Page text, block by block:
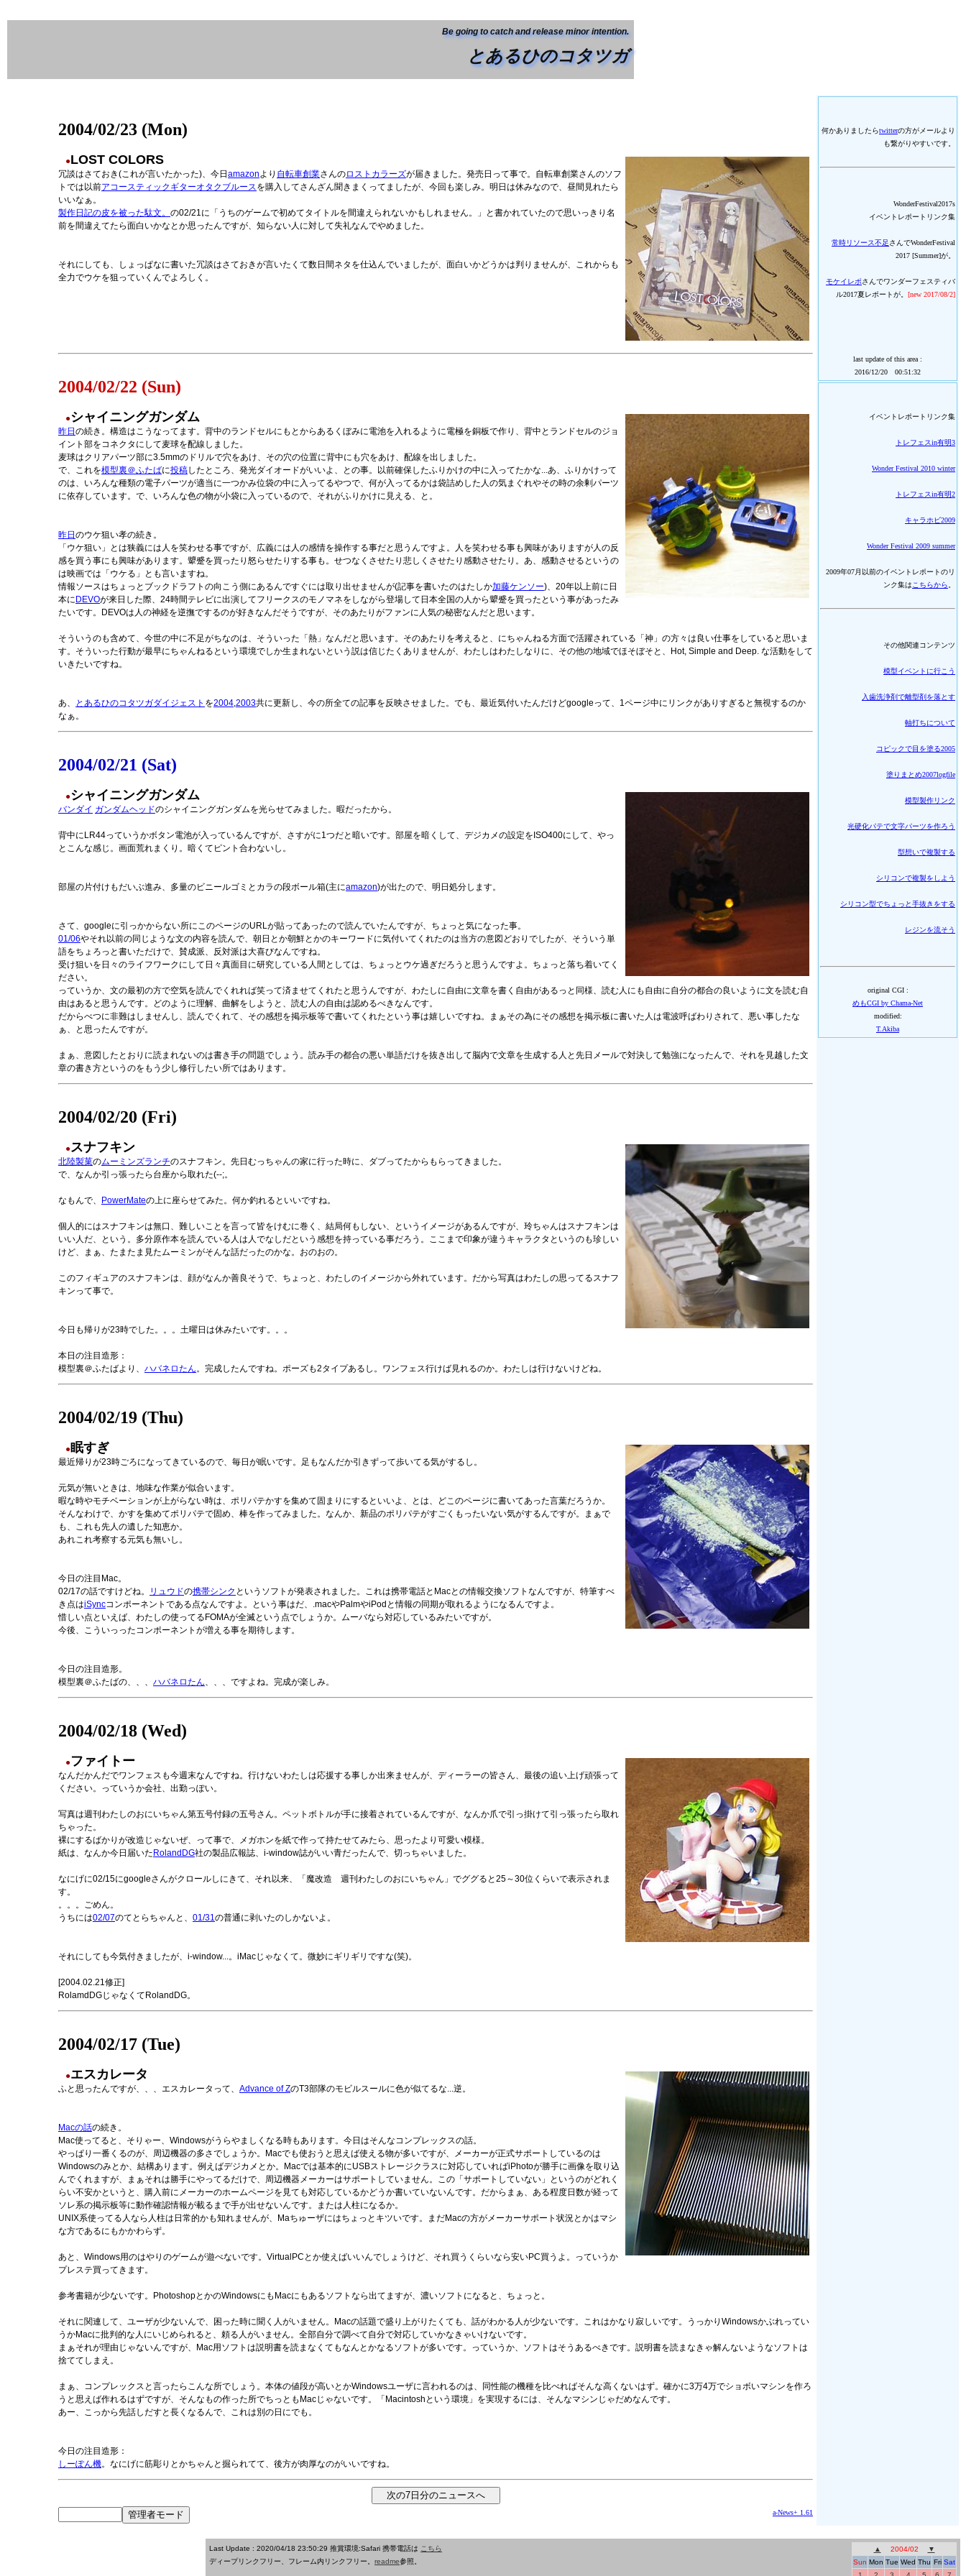
Be going to catch and release minor intention.
とあるひのコタツガ
2004/02/23 (Mon)
●LOST COLORS
冗談はさておき(これが言いたかった)、今日 amazonより 自転車創業さんのロストカラーズが届きました。発売日って事で。自転車創業さんのソフ
トでは以前アコースティックギターオタクブルースを購入してさんざん聞きまくってましたが、今回も楽しみ。明日は休みなので、昼間見れたら
いいなぁ。
製作日記の皮を被った駄文。 の02/21に「うちのゲームで初めてタイトルを間違えられないかもしれません。」と書かれていたので思いっきり名
前を間違えてたら面白いかなとか思ったんですが、知らない人に対して失礼なんでやめました。
それにしても、しょっぱなに書いた冗談はさておきが言いたくて数日間ネタを仕込んでいましたが、面白いかどうかは判りませんが、これからも
全力でウケを狙っていくんでよろしく。
2004/02/22 (Sun)
●シャイニングガンダム
昨日 の続き。構造はこうなってます。背中のランドセルにもとからあるくぼみに電池を入れるように電極を銅板で作り、背中とランドセルのジョ
イント部をコネクタにして麦球を配線しました。
麦球はクリアパーツ部に3.5mmのドリルで穴をあけ、その穴の位置に背中にも穴をあけ、配線を出しました。
で、これを模型裏＠ふたばに投稿したところ、発光ダイオードがいいよ、との事。以前確保したふりかけの中に入ってたかな...あ、ふりかけって
のは、いろんな種類の電子パーツが適当に一つかみ位袋の中に入ってるやつで、何が入ってるかは袋詰めした人の気まぐれやその時の余剰パーツ
に依存しています。で、いろんな色の物が小袋に入っているので、それがふりかけに見える、と。
昨日 のウケ狙い孝の続き。
「ウケ狙い」とは狭義には人を笑わせる事ですが、広義には人の感情を操作する事だと思うんですよ。人を笑わせる事も興味がありますが人の反
感を買う事にも興味があります。顰蹙を買ったり怒らせたりする事も。せつなくさせたり悲しくさせたり感動させたり。あ、感動させるというの
は映画では「ウケる」とも言いますね。
情報ソースはちょっとブックドラフトの向こう側にあるんですぐには取り出せませんが(記事を書いたのはたしか加藤ケンソー)、20年以上前に日
本に DEVOが来日した際、24時間テレビに出演してフリークスのモノマネをしながら登場して日本全国の人から顰蹙を買ったという事があったみ
たいです。DEVOは人の神経を逆撫でするのが好きなんだそうですが、そのあたりがファンに人気の秘密なんだと思います。
そういうのも含めて、今世の中に不足がちなのは、そういった「熱」なんだと思います。そのあたりを考えると、にちゃんねる方面で活躍されている「神」の方々は良い仕事をしていると思いま
す。そういった行動が最早にちゃんねるという環境でしか生まれないという説は信じたくありませんが、わたしはわたしなりに、その他の地域でほそぼそと、Hot, Simple and Deep. な活動をして
いきたいですね。
あ、 とあるひのコタツガダイジェスト を2004,2003共に更新し、今の所全ての記事を反映させました。でも、最近気付いたんだけどgoogleって、1ページ中にリンクがありすぎると無視するのか
なぁ。
2004/02/21 (Sat)
●シャイニングガンダム
バンダイ ガンダムヘッドのシャイニングガンダムを光らせてみました。暇だったから。
背中にLR44っていうかボタン電池が入っているんですが、さすがに1つだと暗いです。部屋を暗くして、デジカメの設定をISO400にして、やっ
とこんな感じ。画面荒れまくり。暗くてピント合わないし。
部屋の片付けもだいぶ進み、多量のビニールゴミとカラの段ボール箱(主にamazon)が出たので、明日処分します。
さて、googleに引っかからない所にこのページのURLが貼ってあったので読んでいたんですが、ちょっと気になった事。
01/06やそれ以前の同じような文の内容を読んで、朝日とか朝鮮とかのキーワードに気付いてくれたのは当方の意図どおりでしたが、そういう単
語をちょろっと書いただけで、賛成派、反対派は大喜びなんですね。
受け狙いを日々のライフワークにして日々真面目に研究している人間としては、ちょっとウケ過ぎだろうと思うんですよ。ちょっと落ち着いてく
ださい。
っていうか、文の最初の方で空気を読んでくれれば笑って済ませてくれたと思うんですが、わたしに自由に文章を書く自由があるっと同様、読む人にも自由に自分の都合の良いように文を読む自
由はあると思うんです。どのように理解、曲解をしようと、読む人の自由は認めるべきなんです。
だからべつに非難はしませんし、読んでくれて、その感想を掲示板等で書いてくれたという事は嬉しいですね。まぁその為にその感想を掲示板に書いた人は電波呼ばわりされて、悪い事したな
ぁ、と思ったんですが。
まぁ、意図したとおりに読まれないのは書き手の問題でしょう。読み手の都合の悪い単語だけを抜き出して脳内で文章を生成する人と先日メールで対決して勉強になったんで、それを見越した文
章の書き方というのをもう少し修行したい所ではあります。
2004/02/20 (Fri)
●スナフキン
北陸製菓のムーミンズランチのスナフキン。先日むっちゃんの家に行った時に、ダブってたからもらってきました。
で、なんか引っ張ったら台座から取れた(--;。
なもんで、 PowerMateの上に座らせてみた。何か釣れるといいですね。
個人的にはスナフキンは無口、難しいことを言って皆をけむに巻く、結局何もしない、というイメージがあるんですが、玲ちゃんはスナフキンは
いい人だ、という。多分原作本を読んでいる人は人でなしだという感想を持っている事だろう。ここまで印象が違うキャラクタというのも珍しい
けど、まぁ、たまたま見たムーミンがそんな話だったのかな。おのおの。
このフィギュアのスナフキンは、顔がなんか善良そうで、ちょっと、わたしのイメージから外れています。だから写真はわたしの思ってるスナフ
キンって事で。
今日も帰りが23時でした。。。土曜日は休みたいです。。。
本日の注目造形：
模型裏＠ふたばより、 ハバネロたん。完成したんですね。ポーズも2タイプあるし。ワンフェス行けば見れるのか。わたしは行けないけどね。
2004/02/19 (Thu)
●眠すぎ
最近帰りが23時ごろになってきているので、毎日が眠いです。足もなんだか引きずって歩いてる気がするし。
元気が無いときは、地味な作業が似合います。
暇な時やモチベーションが上がらない時は、ポリパテかすを集めて固まりにするといいよ、とは、どこのページに書いてあった言葉だろうか。
そんなわけで、かすを集めてポリパテで固め、棒を作ってみました。なんか、新品のポリパテがすごくもったいない気がするんですが。まぁで
も、これも先人の遺した知恵か。
あれこれ考察する元気も無いし。
今日の注目Mac。
02/17の話ですけどね。
リュウドの携帯シンク というソフトが発表されました。これは携帯電話とMacとの情報交換ソフトなんですが、特筆すべ
き点はiSyncコンポーネントである点なんですよ。という事はだ、.macやPalmやiPodと情報の同期が取れるようになるんですよ。
惜しい点といえば、わたしの使ってるFOMAが全滅という点でしょうか。ムーバなら対応しているみたいですが。
今後、こういっったコンポーネントが増える事を期待します。
今日の注目造形。
模型裏＠ふたばの、、、 ハバネロたん、、、ですよね。完成が楽しみ。
2004/02/18 (Wed)
●ファイトー
なんだかんだでワンフェスも今週末なんですね。行けないわたしは応援する事しか出来ませんが、ディーラーの皆さん、最後の追い上げ頑張って
ください。っていうか会社、出勤っぽい。
写真は週刊わたしのおにいちゃん第五号付録の五号さん。ペットボトルが手に接着されているんですが、なんか爪で引っ掛けて引っ張ったら取れ
ちゃった。
裸にするばかりが改造じゃないぜ、って事で、メガホンを紙で作って持たせてみたら、思ったより可愛い模様。
紙は、なんか今日届いた RolandDG社の製品広報誌、i-window誌がいい青だったんで、切っちゃいました。
なにげに02/15にgoogleさんがクロールしにきて、それ以来、「魔改造 週刊わたしのおにいちゃん」でググると25～30位くらいで表示されま
す。
。。。ごめん。
うちには02/07のてとらちゃんと、 01/31の普通に剥いたのしかないよ。
それにしても今気付きましたが、i-window...。iMacじゃなくて。微妙にギリギリですな(笑)。
[2004.02.21修正]
RolamdDGじゃなくてRolandDG。
2004/02/17 (Tue)
●エスカレータ
ふと思ったんですが、、、エスカレータって、 Advance of ZのT3部隊のモビルスールに色が似てるな...逆。
Macの話の続き。
Mac使ってると、そりゃー、Windowsがうらやましくなる時もあります。今日はそんなコンプレックスの話。
やっぱり一番くるのが、周辺機器の多さでしょうか。Macでも使おうと思えば使える物が多いですが、メーカーが正式サポートしているのは
Windowsのみとか、結構あります。例えばデジカメとか。Macでは基本的にUSBストレージクラスに対応していればiPhotoが勝手に画像を取り込
んでくれますが、まぁそれは勝手にやってるだけで、周辺機器メーカーはサポートしていません。この「サポートしていない」というのがどれく
らい不安かというと、購入前にメーカーのホームページを見ても対応しているかどうか書いていないんです。だからまぁ、ある程度日数が経って
ソレ系の掲示板等に動作確認情報が載るまで手が出せないんです。または人柱になるか。
UNIX系使ってる人なら人柱は日常的かも知れませんが、Maちゅーザにはちょっとキツいです。まだMacの方がメーカーサポート状況とかはマシ
な方であるにもかかわらず。
あと、Windows用のはやりのゲームが遊べないです。VirtualPCとか使えばいいんでしょうけど、それ買うくらいなら安いPC買うよ。っていうか
プレステ買ってきます。
参考書籍が少ないです。PhotoshopとかのWindowsにもMacにもあるソフトなら出てますが、濃いソフトになると、ちょっと。
それに関連して、ユーザが少ないんで、困った時に聞く人がいません。Macの話題で盛り上がりたくても、話がわかる人が少ないです。これはかなり寂しいです。うっかりWindowsかぶれってい
うかMacに批判的な人にいじめられると、頼る人がいません。全部自分で調べて自分で対応していかなきゃいけないです。
まぁそれが理由じゃないんですが、Mac用ソフトは説明書を読まなくてもなんとかなるソフトが多いです。っていうか、ソフトはそうあるべきです。説明書を読まなきゃ解んないようなソフトは
捨ててしまえ。
まぁ、コンプレックスと言ったらこんな所でしょう。本体の値段が高いとかWindowsユーザに言われるのは、同性能の機種を比べればそんな高くないはず。確かに3万4万でショボいマシンを作ろ
うと思えば作れるはずですが、そんなもの作った所でちっともMacじゃないです。「Macintoshという環境」を実現するには、そんなマシンじゃだめなんです。
あー、こっから先話しだすと長くなるんで、これは別の日にでも。
今日の注目造形：
しーぽん機。なにげに筋彫りとかちゃんと掘られてて、後方が肉厚なのがいいですね。
a-News+ 1.61
何かありましたらtwitterの方がメールより
も繋がりやすいです。
WonderFestival2017s
イベントレポートリンク集
常時リソース不足さんでWonderFestival
2017 [Summer]が。
モケイレポさんでワンダーフェスティバ
ル2017夏レポートが。 [new 2017/08/2]
last update of this area :
2016/12/20 00:51:32
イベントレポートリンク集
トレフェスin有明3
Wonder Festival 2010 winter
トレフェスin有明2
キャラホビ2009
Wonder Festival 2009 summer
2009年07月以前のイベントレポートのリ
ンク集は こちらから
その他関連コンテンツ
模型イベントに行こう
入歯洗浄剤で離型剤を落とす
軸打ちについて
コピックで目を塗る2005
塗りまとめ2007logfile
模型製作リンク
光硬化パテで文字パーツを作ろう
型想いで複製する
シリコンで複製をしよう
シリコン型でちょっと手抜きをする
レジンを流そう
original CGI :
めもCGI by Chama-Net
modified:
T.Akiba
Last Update : 2020/04/18 23:50:29 推賞環境:Safari 携帯電話は こちら
ディープリンクフリー、フレーム内リンクフリー。 readme参照。
▲ 2004/02
▼
Sun Mon Tue Wed Thu Fri Sat